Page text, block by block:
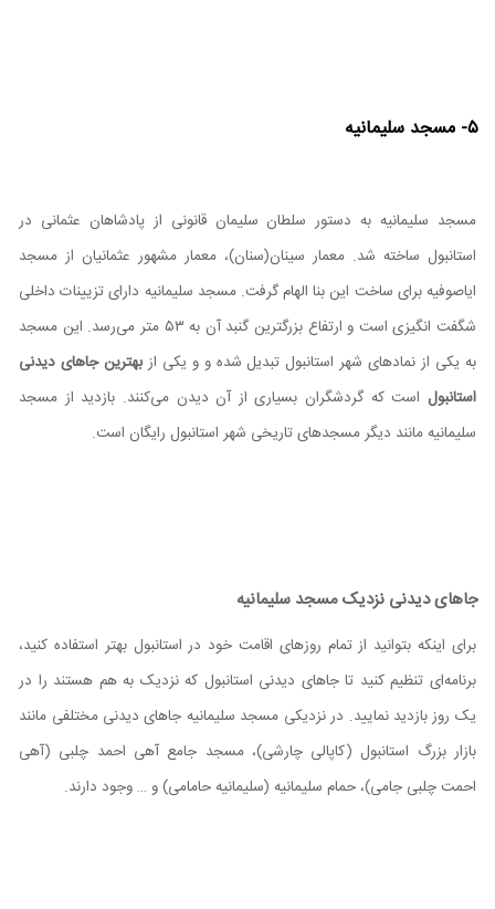
۵- مسجد سلیمانیه
مسجد سلیمانیه به دستور سلطان سلیمان قانونی از پادشاهان عثمانی در
استانبول ساخته شد. معمار سینان(سنان)، معمار مشهور عثمانیان از مسجد
ایاصوفیه برای ساخت این بنا الهام گرفت. مسجد سلیمانیه دارای تزیینات داخلی
شگفت انگیزی است و ارتفاع بزرگترین گنبد آن به ۵۳ متر می‌رسد. این مسجد
به یکی از نمادهای شهر استانبول تبدیل شده و و یکی ازبهترین جاهای دیدنی
استانبول است که گردشگران بسیاری از آن دیدن می‌کنند. بازدید از مسجد
سلیمانیه مانند دیگر مسجدهای تاریخی شهر استانبول رایگان است.
جاهای دیدنی نزدیک مسجد سلیمانیه
برای اینکه بتوانید از تمام روزهای اقامت خود در استانبول بهتر استفاده کنید،
برنامه‌ای تنظیم کنید تا جاهای دیدنی استانبول که نزدیک به هم هستند را در
یک روز بازدید نمایید. در نزدیکی مسجد سلیمانیه جاهای دیدنی مختلفی مانند
بازار بزرگ استانبول (کاپالی چارشی)، مسجد جامع آهی احمد چلبی (آهی
احمت چلبی جامی)، حمام سلیمانیه (سلیمانیه حامامی) و … وجود دارند.